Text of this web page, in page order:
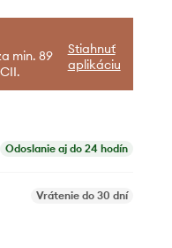
min. 89
Stiahnuť
aplikáciu
Odoslanie aj do 24 hodín
Vrátenie do 30 dní